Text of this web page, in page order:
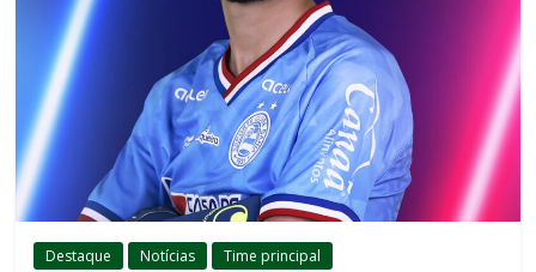
Destaque Notícias Time principal